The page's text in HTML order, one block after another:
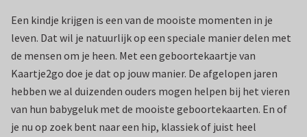
Een kindje krijgen is een van de mooiste momenten in je
leven. Dat wil je natuurlijk op een speciale manier delen met
de mensen om je heen. Met een geboortekaartje van
Kaartje2go doe je dat op jouw manier. De afgelopen jaren
hebben we al duizenden ouders mogen helpen bij het vieren
van hun babygeluk met de mooiste geboortekaarten. En of
je nu op zoek bent naar een hip, klassiek of juist heel